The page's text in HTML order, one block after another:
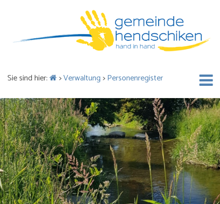
Sie sind hier: >Verwaltung>Personenregister